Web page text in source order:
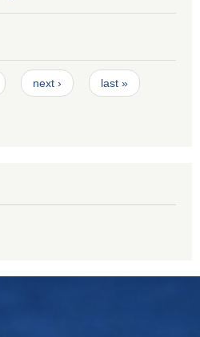
next › last »